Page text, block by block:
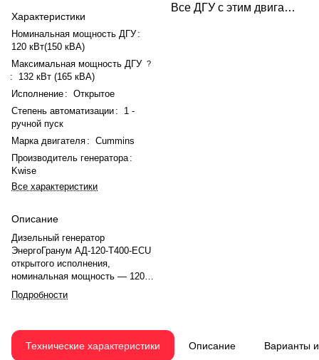
Характеристики
Номинальная мощность ДГУ :
120 кВт(150 кВА)
Максимальная мощность ДГУ ?
:
132 кВт (165 кВА)
Исполнение : Открытое
Степень автоматизации :
1 -
ручной пуск
Марка двигателя : Cummins
Производитель генератора :
Kwise
Все характеристики
Описание
Дизельный генератор
ЭнергоГранум АД-120-Т400-ECU
открытого исполнения,
номинальная мощность — 120
кВт (150 кВА), максимальная —
132 кВт (165 кВА). Двигатель
и электронным регулятором
оборотов. Номинальная
Подробности
Все ДГУ с этим двигателем
Технические характеристики Описание Варианты